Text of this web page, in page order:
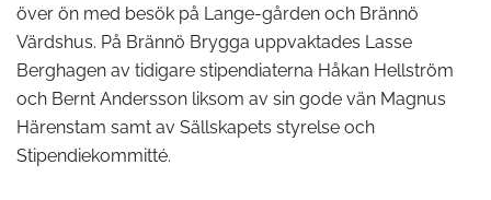
över ön med besök på Lange-gården och Brännö
Värdshus. På Brännö Brygga uppvaktades Lasse
Berghagen av tidigare stipendiaterna Håkan Hellström
och Bernt Andersson liksom av sin gode vän Magnus
Härenstam samt av Sällskapets styrelse och
Stipendiekommitté.